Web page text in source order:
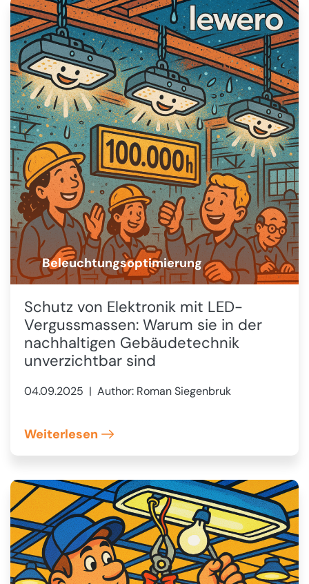
💡Beleuchtungsoptimierung
Schutz von Elektronik mit LED-
Vergussmassen: Warum sie in der
nachhaltigen Gebäudetechnik
unverzichtbar sind
04.09.2025 | Author: Roman Siegenbruk
Weiterlesen